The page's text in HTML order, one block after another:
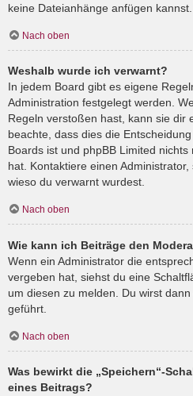
keine Dateianhänge anfügen kannst.
Nach oben
Weshalb wurde ich verwarnt?
In jedem Board gibt es eigene
Administration festgelegt werden.
Regeln verstoßen hast, kann sie dir
beachte, dass dies die
Boards ist und phpBB Limited
hat. Kontaktiere einen
wieso du verwarnt wurdest.
Nach oben
Wie kann ich Beiträge den
Wenn ein Administrator die
vergeben hat, siehst du eine
um diesen zu melden. Du wirst
geführt.
Nach oben
Was bewirkt die „Speichern“-
eines Beitrags?